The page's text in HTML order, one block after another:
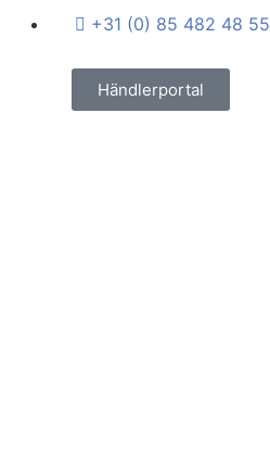
+31 (0) 85 482 48 55
Händlerportal